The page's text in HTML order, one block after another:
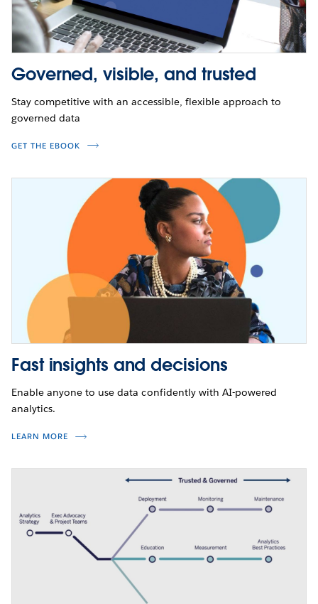
Governed, visible, and trusted
Stay competitive with an accessible, flexible approach to
governed data
GET THE EBOOK
Fast insights and decisions
Enable anyone to use data confidently with AI-powered
analytics.
LEARN MORE